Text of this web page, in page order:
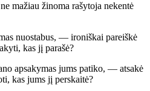
mažiau žinoma rašytoja nekentė
nuostabus, — ironiškai pareiškė
kas jį parašė?
apsakymas jums patiko, — atsakė
kas jums jį perskaitė?